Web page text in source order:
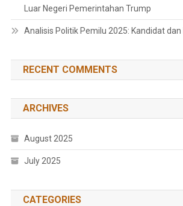
Luar Negeri Pemerintahan Trump
Analisis Politik Pemilu 2025: Kandidat dan
RECENT COMMENTS
ARCHIVES
August 2025
July 2025
CATEGORIES